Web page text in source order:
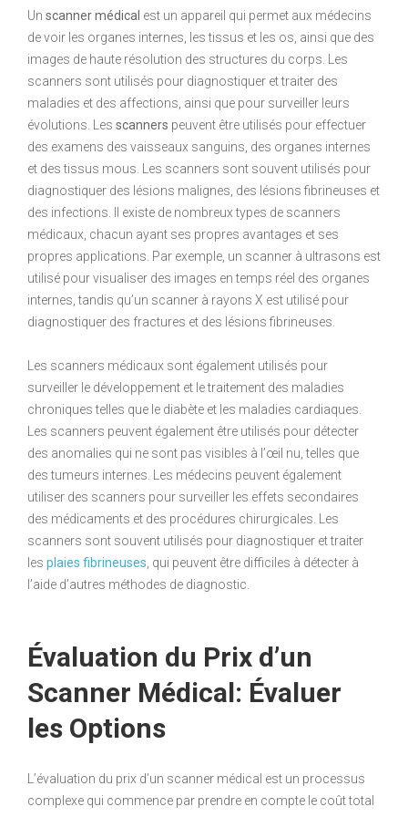
Un scanner médical est un appareil qui permet aux médecins
de voir les organes internes, les tissus et les os, ainsi que des
images de haute résolution des structures du corps. Les
scanners sont utilisés pour diagnostiquer et traiter des
maladies et des affections, ainsi que pour surveiller leurs
évolutions. Les scanners peuvent être utilisés pour effectuer
des examens des vaisseaux sanguins, des organes internes
et des tissus mous. Les scanners sont souvent utilisés pour
diagnostiquer des lésions malignes, des lésions fibrineuses et
des infections. Il existe de nombreux types de scanners
médicaux, chacun ayant ses propres avantages et ses
propres applications. Par exemple, un scanner à ultrasons est
utilisé pour visualiser des images en temps réel des organes
internes, tandis qu’un scanner à rayons X est utilisé pour
diagnostiquer des fractures et des lésions fibrineuses.
Les scanners médicaux sont également utilisés pour
surveiller le développement et le traitement des maladies
chroniques telles que le diabète et les maladies cardiaques.
Les scanners peuvent également être utilisés pour détecter
des anomalies qui ne sont pas visibles à l’œil nu, telles que
des tumeurs internes. Les médecins peuvent également
utiliser des scanners pour surveiller les effets secondaires
des médicaments et des procédures chirurgicales. Les
scanners sont souvent utilisés pour diagnostiquer et traiter
les plaies fibrineuses , qui peuvent être difficiles à détecter à
l’aide d’autres méthodes de diagnostic.
Évaluation du Prix d’un
Scanner Médical: Évaluer
les Options
L’évaluation du prix d’un scanner médical est un processus
complexe qui commence par prendre en compte le coût total